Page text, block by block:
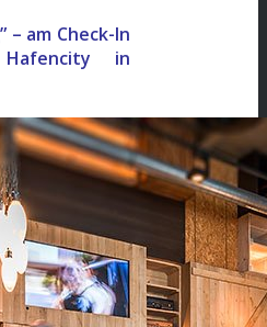
– am Check-In
in